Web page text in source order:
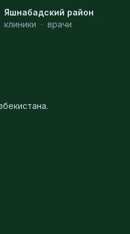
Яшнабадский район
клиники · врачи